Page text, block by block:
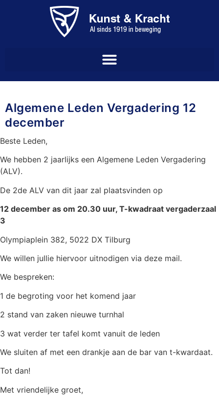
Algemene Leden Vergadering 12
december
Beste Leden,
We hebben 2 jaarlijks een Algemene Leden Vergadering
(ALV).
De 2de ALV van dit jaar zal plaatsvinden op
12 december as om 20.30 uur, T-kwadraat vergaderzaal
3
Olympiaplein 382, 5022 DX Tilburg
We willen jullie hiervoor uitnodigen via deze mail.
We bespreken:
1 de begroting voor het komend jaar
2 stand van zaken nieuwe turnhal
3 wat verder ter tafel komt vanuit de leden
We sluiten af met een drankje aan de bar van t-kwardaat.
Tot dan!
Met vriendelijke groet,